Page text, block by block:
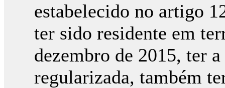
estabelecido no artigo
ter sido residente em
dezembro de 2015, ter
regularizada, também